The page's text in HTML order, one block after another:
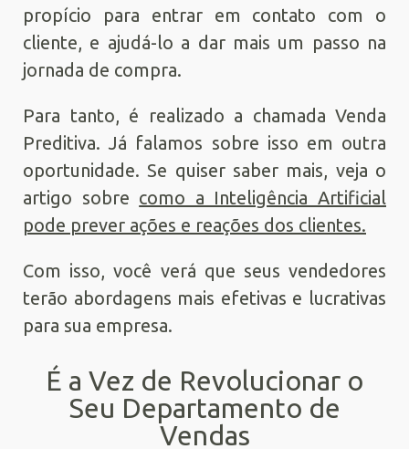
propício para entrar em contato com o
cliente, e ajudá-lo a dar mais um passo na
jornada de compra.
Para tanto, é realizado a chamada Venda
Preditiva. Já falamos sobre isso em outra
oportunidade. Se quiser saber mais, veja o
artigo sobre como a Inteligência Artificial
pode prever ações e reações dos clientes.
Com isso, você verá que seus vendedores
terão abordagens mais efetivas e lucrativas
para sua empresa.
É a Vez de Revolucionar o
Seu Departamento de
Vendas